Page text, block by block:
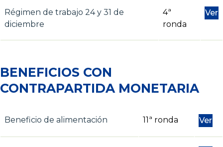
Régimen de trabajo 24 y 31 de
diciembre
4ª
ronda
Ver
BENEFICIOS CON
CONTRAPARTIDA MONETARIA
Beneficio de alimentación 11ª ronda Ver